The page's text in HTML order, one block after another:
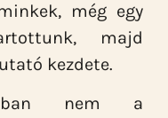
még egy
majd
kezdete.
nem a